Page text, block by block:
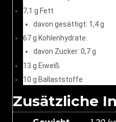
7,1 g Fett
davon gesättigt: 1,4 g
67 g Kohlenhydrate:
davon Zucker: 0,7 g
13 g Eiweiß
10 g Ballaststoffe
Zusätzliche